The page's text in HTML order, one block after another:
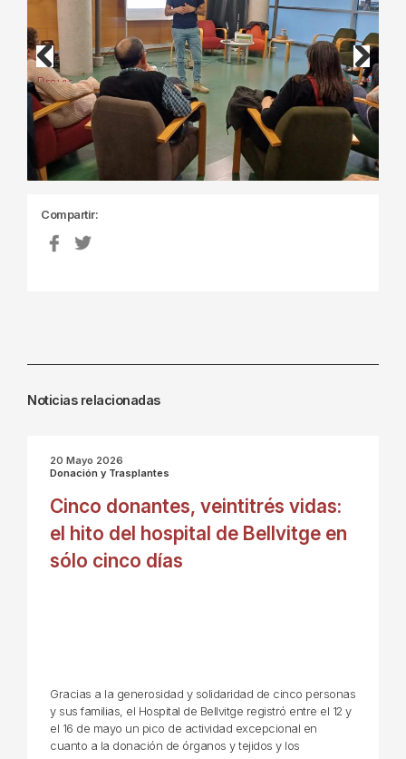
Previous Next
Compartir:
Noticias relacionadas
20 Mayo 2026
Donación y Trasplantes
Cinco donantes, veintitrés vidas:
el hito del hospital de Bellvitge en
sólo cinco días
Gracias a la generosidad y solidaridad de cinco personas
y sus familias, el Hospital de Bellvitge registró entre el 12 y
el 16 de mayo un pico de actividad excepcional en
cuanto a la donación de órganos y tejidos y los